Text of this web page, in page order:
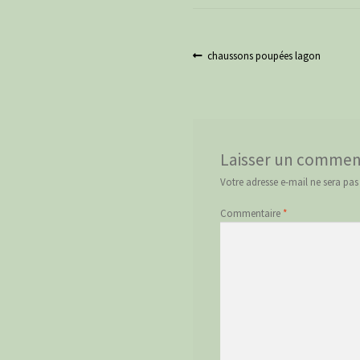
Navigation
Article
chaussons poupées lagon
Laisser un
Votre adresse e-mail ne sera
Commentaire *